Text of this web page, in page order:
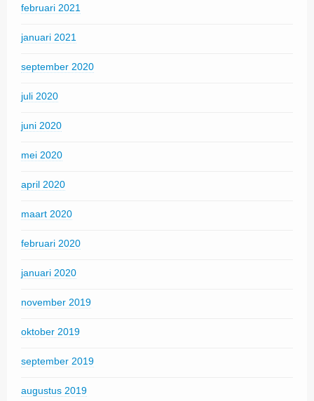
februari 2021
januari 2021
september 2020
juli 2020
juni 2020
mei 2020
april 2020
maart 2020
februari 2020
januari 2020
november 2019
oktober 2019
september 2019
augustus 2019